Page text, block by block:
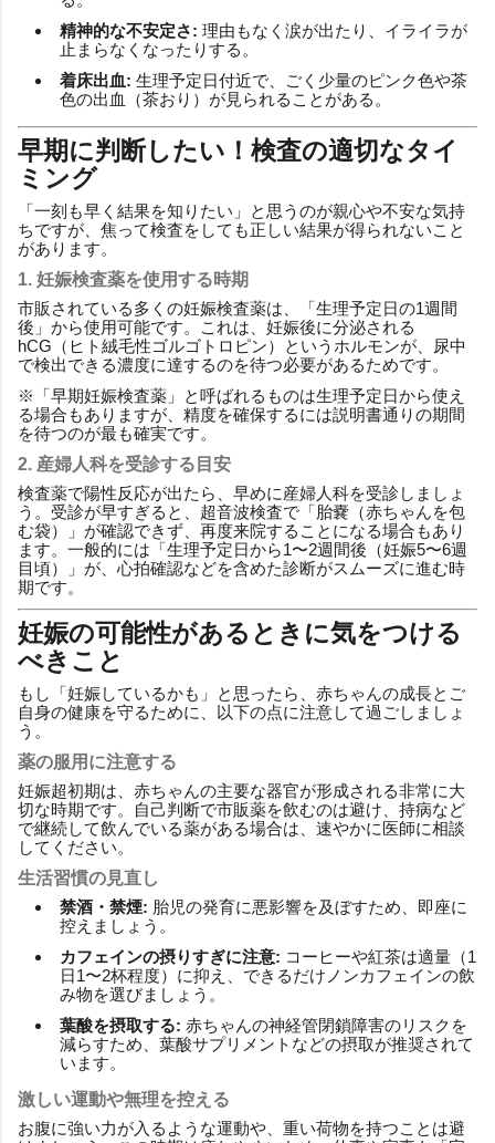
精神的な不安定さ: 理由もなく涙が出たり、イライラが
止まらなくなったりする。
着床出血: 生理予定日付近で、ごく少量のピンク色や茶
色の出血（茶おり）が見られることがある。
早期に判断したい！検査の適切なタイ
ミング
「一刻も早く結果を知りたい」と思うのが親心や不安な気持
ちですが、焦って検査をしても正しい結果が得られないこと
があります。
1. 妊娠検査薬を使用する時期
市販されている多くの妊娠検査薬は、「生理予定日の1週間
後」から使用可能です。これは、妊娠後に分泌される
hCG（ヒト絨毛性ゴルゴトロピン）というホルモンが、尿中
で検出できる濃度に達するのを待つ必要があるためです。
※「早期妊娠検査薬」と呼ばれるものは生理予定日から使え
る場合もありますが、精度を確保するには説明書通りの期間
を待つのが最も確実です。
2. 産婦人科を受診する目安
検査薬で陽性反応が出たら、早めに産婦人科を受診しましょ
う。受診が早すぎると、超音波検査で「胎嚢（赤ちゃんを包
む袋）」が確認できず、再度来院することになる場合もあり
ます。一般的には「生理予定日から1〜2週間後（妊娠5〜6週
目頃）」が、心拍確認などを含めた診断がスムーズに進む時
期です。
妊娠の可能性があるときに気をつける
べきこと
もし「妊娠しているかも」と思ったら、赤ちゃんの成長とご
自身の健康を守るために、以下の点に注意して過ごしましょ
う。
薬の服用に注意する
妊娠超初期は、赤ちゃんの主要な器官が形成される非常に大
切な時期です。自己判断で市販薬を飲むのは避け、持病など
で継続して飲んでいる薬がある場合は、速やかに医師に相談
してください。
生活習慣の見直し
禁酒・禁煙: 胎児の発育に悪影響を及ぼすため、即座に
控えましょう。
カフェインの摂りすぎに注意: コーヒーや紅茶は適量（1
日1〜2杯程度）に抑え、できるだけノンカフェインの飲
み物を選びましょう。
葉酸を摂取する: 赤ちゃんの神経管閉鎖障害のリスクを
減らすため、葉酸サプリメントなどの摂取が推奨されて
います。
激しい運動や無理を控える
お腹に強い力が入るような運動や、重い荷物を持つことは避